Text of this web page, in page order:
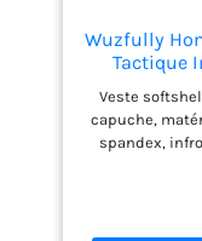
Wuzfully
Tactique
Veste
capuche,
spandex,
fermeture
hommes de
pratique.